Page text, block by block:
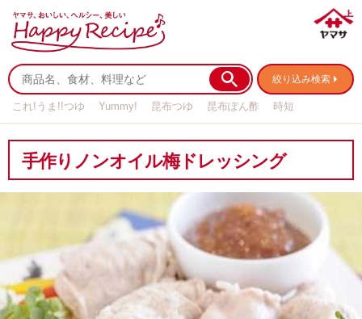
絞り込み検索
これ!うま!!つゆ Yummy! 昆布つゆ 昆布ぽん酢
時短
手作りノンオイル梅ドレッシング